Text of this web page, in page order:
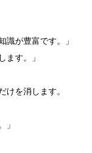
識が豊富です。」
ます。」
けを消します。
」